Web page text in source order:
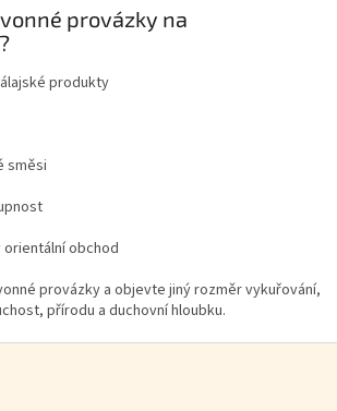
provázky na
produkty
směsi
obchod
provázky a objevte jiný rozměr vykuřování,
přírodu a duchovní hloubku.